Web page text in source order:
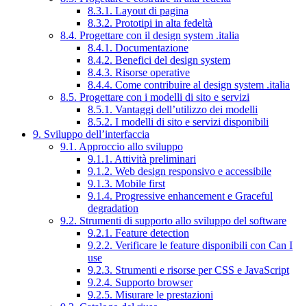
8.3.1. Layout di pagina
8.3.2. Prototipi in alta fedeltà
8.4. Progettare con il design system .italia
8.4.1. Documentazione
8.4.2. Benefici del design system
8.4.3. Risorse operative
8.4.4. Come contribuire al design system .italia
8.5. Progettare con i modelli di sito e servizi
8.5.1. Vantaggi dell’utilizzo dei modelli
8.5.2. I modelli di sito e servizi disponibili
9. Sviluppo dell’interfaccia
9.1. Approccio allo sviluppo
9.1.1. Attività preliminari
9.1.2. Web design responsivo e accessibile
9.1.3. Mobile first
9.1.4. Progressive enhancement e Graceful
degradation
9.2. Strumenti di supporto allo sviluppo del software
9.2.1. Feature detection
9.2.2. Verificare le feature disponibili con Can I
use
9.2.3. Strumenti e risorse per CSS e JavaScript
9.2.4. Supporto browser
9.2.5. Misurare le prestazioni